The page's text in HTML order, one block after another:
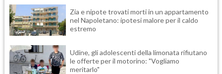
Zia e nipote trovati morti in un appartamento
nel Napoletano: ipotesi malore per il caldo
estremo
Udine, gli adolescenti della limonata rifiutano
le offerte per il motorino: "Vogliamo
meritarlo"